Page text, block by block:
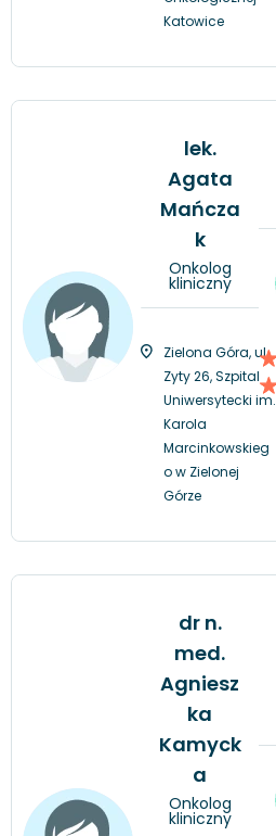
Katowice
lek.
Agata
Mańcza
k
Onkolog
kliniczny
Zielona Góra, ul.
Zyty 26, Szpital
Uniwersytecki im.
Karola
Marcinkowskieg
o w Zielonej
Górze
dr n.
med.
Agniesz
ka
Kamyck
a
Onkolog
kliniczny